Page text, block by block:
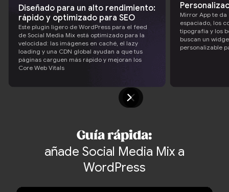
Diseñado para un alto rendimiento:
rápido y optimizado para SEO
Este plugin ligero de WordPress para el feed
de Social Media Mix está optimizado para la
velocidad: las imágenes en caché, el lazy
loading y una CDN global ayudan a que tus
páginas carguen más rápido y mejoran los
Core Web Vitals
Mirror App te
espaciado, los
tipografía y los
buscan un
personalizable
Guía rápida:
añade Social Media Mix a
WordPress